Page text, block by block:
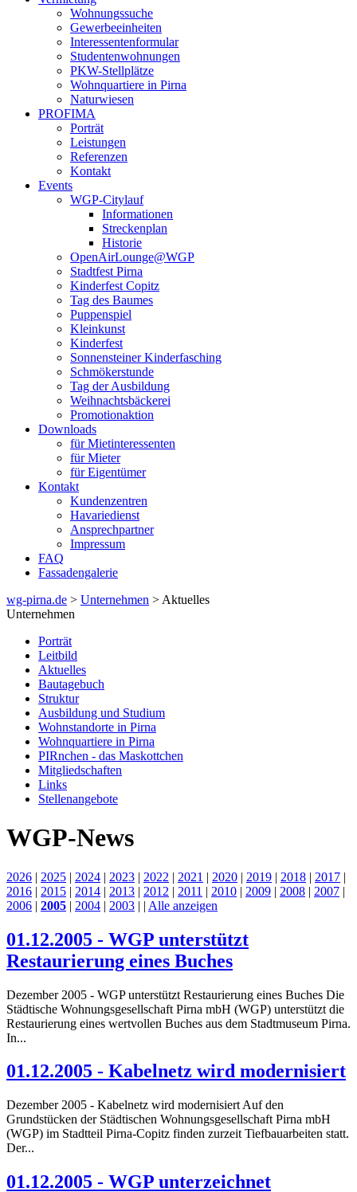
Wohnungssuche
Gewerbeeinheiten
Interessentenformular
Studentenwohnungen
PKW-Stellplätze
Wohnquartiere in Pirna
Naturwiesen
PROFIMA
Porträt
Leistungen
Referenzen
Kontakt
Events
WGP-Citylauf
Informationen
Streckenplan
Historie
OpenAirLounge@WGP
Stadtfest Pirna
Kinderfest Copitz
Tag des Baumes
Puppenspiel
Kleinkunst
Kinderfest
Sonnensteiner Kinderfasching
Schmökerstunde
Tag der Ausbildung
Weihnachtsbäckerei
Promotionaktion
Downloads
für Mietinteressenten
für Mieter
für Eigentümer
Kontakt
Kundenzentren
Havariedienst
Ansprechpartner
Impressum
FAQ
Fassadengalerie
wg-pirna.de > Unternehmen > Aktuelles
Unternehmen
Porträt
Leitbild
Aktuelles
Bautagebuch
Struktur
Ausbildung und Studium
Wohnstandorte in Pirna
Wohnquartiere in Pirna
PIRnchen - das Maskottchen
Mitgliedschaften
Links
Stellenangebote
WGP-News
2026 | 2025 | 2024 | 2023 | 2022 | 2021 | 2020 | 2019 | 2018 | 2017 |
2016 | 2015 | 2014 | 2013 | 2012 | 2011 | 2010 | 2009 | 2008 | 2007 |
2006 | 2005 | 2004 | 2003 | | Alle anzeigen
01.12.2005 - WGP unterstützt
Restaurierung eines Buches
Dezember 2005 - WGP unterstützt Restaurierung eines Buches Die
Städtische Wohnungsgesellschaft Pirna mbH (WGP) unterstützt die
Restaurierung eines wertvollen Buches aus dem Stadtmuseum Pirna.
In...
01.12.2005 - Kabelnetz wird modernisiert
Dezember 2005 - Kabelnetz wird modernisiert Auf den
Grundstücken der Städtischen Wohnungsgesellschaft Pirna mbH
(WGP) im Stadtteil Pirna-Copitz finden zurzeit Tiefbauarbeiten statt.
Der...
01.12.2005 - WGP unterzeichnet